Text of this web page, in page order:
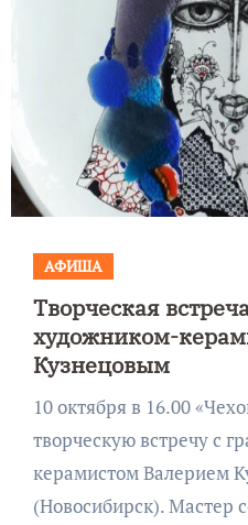
АФИША
Творческая
художником-
Кузнецовым
10 октября в 16.00 «Чеховка» приглашает на
творческую встречу с
керамистом Валерием
(Новосибирск). Мастер